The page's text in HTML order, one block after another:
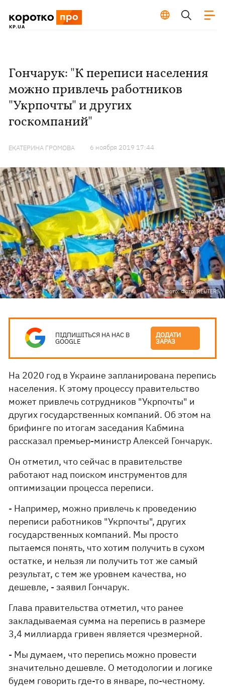
Гончарук: "К переписи населения
можно привлечь работников
"Укрпочты" и других
госкомпаний"
ЕКАТЕРИНА ГРОМОВА 6 ноября 2019 17:44
Фото: Фото: REUTERS
ПІДПИШІТЬСЯ НА НАС В
GOOGLE
ДОДАТИ
ЗАРАЗ
На 2020 год в Украине запланирована перепись
населения. К этому процессу правительство
может привлечь сотрудников "Укрпочты" и
других государственных компаний. Об этом на
брифинге по итогам заседания Кабмина
рассказал премьер-министр Алексей Гончарук.
Он отметил, что сейчас в правительстве
работают над поиском инструментов для
оптимизации процесса переписи.
- Например, можно привлечь к проведению
переписи работников "Укрпочты", других
государственных компаний. Мы просто
пытаемся понять, что хотим получить в сухом
остатке, и нельзя ли получить тот же самый
результат, с тем же уровнем качества, но
дешевле, - заявил Гончарук.
Глава правительства отметил, что ранее
закладываемая сумма на перепись в размере
3,4 миллиарда гривен является чрезмерной.
- Мы думаем, что перепись можно провести
значительно дешевле. О методологии и логике
будем говорить где-то в январе, по-честному.